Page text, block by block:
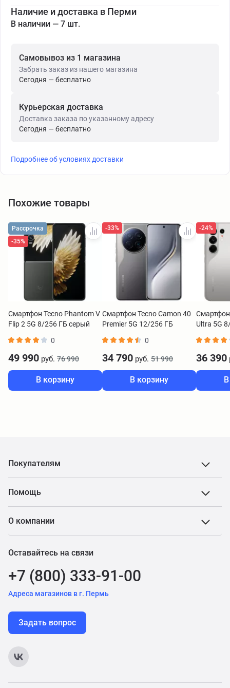
Наличие и доставка в Перми
В наличии — 7 шт.
Самовывоз из 1 магазина
Забрать заказ из нашего магазина
Сегодня — бесплатно
Курьерская доставка
Доставка заказа по указанному адресу
Сегодня — бесплатно
Подробнее об условиях доставки
Похожие товары
Рассрочка
-35%
Смартфон Tecno Phantom V
Flip 2 5G 8/256 ГБ серый
0
49 990 руб. 76 990
В корзину
-33%
Смартфон Tecno Camon 40
Premier 5G 12/256 ГБ
0
34 790 руб. 51 990
В корзину
-24%
Смартфон
Ultra 5G
36 390
Покупателям
Помощь
О компании
Оставайтесь на связи
+7 (800) 333-91-00
Адреса магазинов в г. Пермь
Задать вопрос